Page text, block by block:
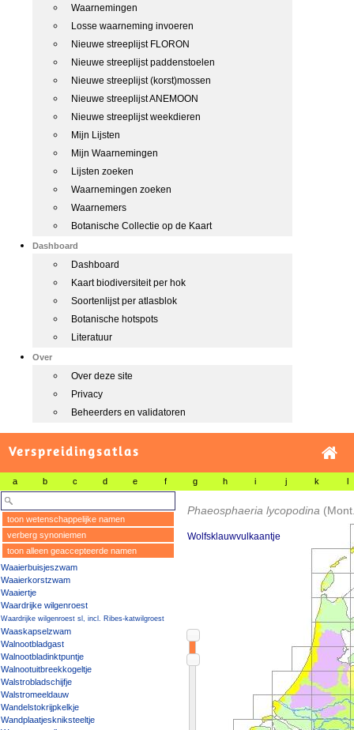
Waarnemingen
Losse waarneming invoeren
Nieuwe streeplijst FLORON
Nieuwe streeplijst paddenstoelen
Nieuwe streeplijst (korst)mossen
Nieuwe streeplijst ANEMOON
Nieuwe streeplijst weekdieren
Mijn Lijsten
Mijn Waarnemingen
Lijsten zoeken
Waarnemingen zoeken
Waarnemers
Botanische Collectie op de Kaart
Dashboard
Dashboard
Kaart biodiversiteit per hok
Soortenlijst per atlasblok
Botanische hotspots
Literatuur
Over
Over deze site
Privacy
Beheerders en validatoren
Verspreidingsatlas
a b c d e f g h i j k l
toon wetenschappelijke namen
verberg synoniemen
toon alleen geaccepteerde namen
Waaierbuisjeszwam
Waaierkorstzwam
Waaiertje
Waardrijke wilgenroest
Waardrijke wilgenroest sl, incl. Ribes-katwilgroest
Waaskapselzwam
Walnootbladgast
Walnootbladinktpuntje
Walnootuitbreekkogeltje
Walstrobladschijfje
Walstromeeldauw
Wandelstokrijpkelkje
Wandplaatjeskniksteeltje
Phaeosphaeria lycopodina
Wolfsklauwvulkaantje